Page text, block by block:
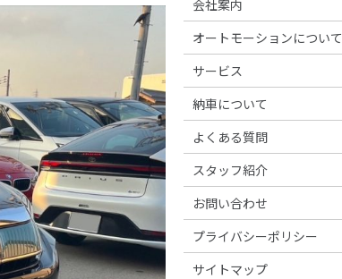
会社案内
オートモーションについて
サービス
納車について
よくある質問
スタッフ紹介
お問い合わせ
プライバシーポリシー
サイトマップ